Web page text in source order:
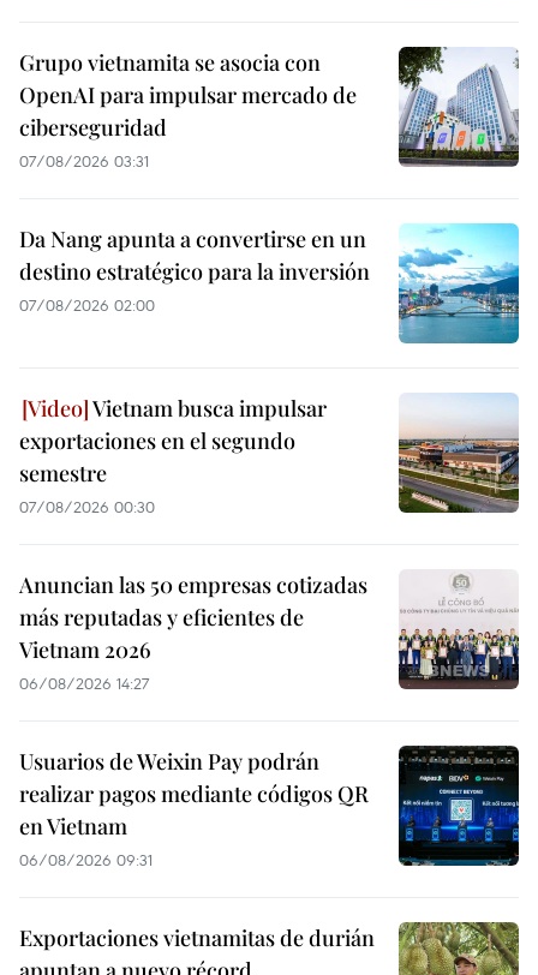
Grupo vietnamita se asocia con
OpenAI para impulsar mercado de
ciberseguridad
07/08/2026 03:31
Da Nang apunta a convertirse en un
destino estratégico para la inversión
07/08/2026 02:00
Vietnam busca impulsar
exportaciones en el segundo
semestre
07/08/2026 00:30
Anuncian las 50 empresas cotizadas
más reputadas y eficientes de
Vietnam 2026
06/08/2026 14:27
Usuarios de Weixin Pay podrán
realizar pagos mediante códigos QR
en Vietnam
06/08/2026 09:31
Exportaciones vietnamitas de durián